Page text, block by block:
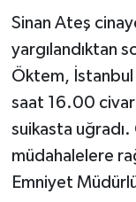
Sinan Ateş
yargılandıktan
Öktem, İstanbul
saat 16.00
suikasta uğradı.
müdahalelere
Emniyet